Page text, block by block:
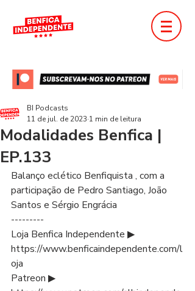
Modalidades Benfica |
EP.133
BI Podcasts
11 de jul. de 2023 1 min de leitura
Balanço eclético Benfiquista , com a
participação de Pedro Santiago, João
Santos e Sérgio Engrácia
---------
Loja Benfica Independente ▶
https://www.benficaindependente.com/l
oja
Patreon ▶